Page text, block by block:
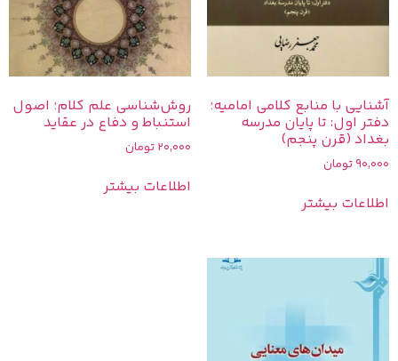
آشنایی با منابع کلامی امامیه؛
دفتر اول: تا پایان مدرسه
بغداد (قرن پنجم)
90,000تومان
اطلاعات بیشتر
روش‌شناسی علم کلام؛ اصول
استنباط و دفاع در عقاید
20,000تومان
اطلاعات بیشتر